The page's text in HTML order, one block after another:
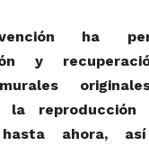
ha
y
la
hasta ahora,